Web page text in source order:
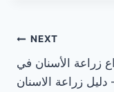
NEXT
زراعة الأسنان في
دليل زراعة الاسنان